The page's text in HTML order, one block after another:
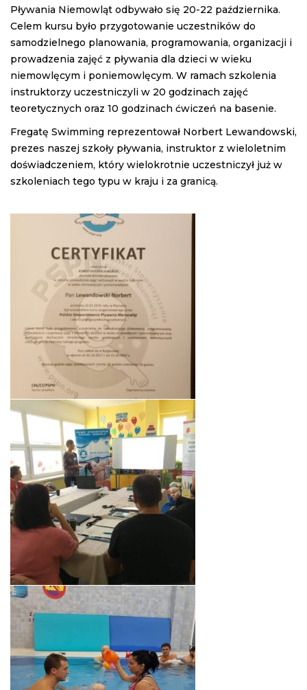
Pływania Niemowląt odbywało się 20-22 października.
Celem kursu było przygotowanie uczestników do
samodzielnego planowania, programowania, organizacji i
prowadzenia zajęć z pływania dla dzieci w wieku
niemowlęcym i poniemowlęcym. W ramach szkolenia
instruktorzy uczestniczyli w 20 godzinach zajęć
teoretycznych oraz 10 godzinach ćwiczeń na basenie.
Fregatę Swimming reprezentował Norbert Lewandowski,
prezes naszej szkoły pływania, instruktor z wieloletnim
doświadczeniem, który wielokrotnie uczestniczył już w
szkoleniach tego typu w kraju i za granicą.